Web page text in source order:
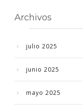
Archivos
julio 2025
junio 2025
mayo 2025